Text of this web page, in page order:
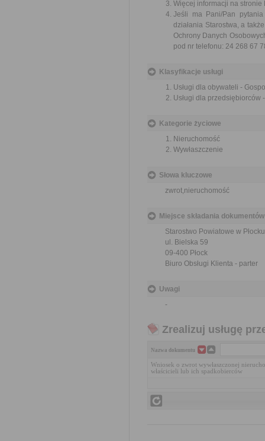
Więcej informacji na stronie
Jeśli ma Pani/Pan
działania Starostwa, a
Ochrony Danych
pod nr telefonu: 24 268 67
Klasyfikacje usługi
Usługi dla obywateli -
Usługi dla
Kategorie życiowe
Nieruchomość
Wywłaszczenie
Słowa kluczowe
zwrot,nieruchomość
Miejsce składania dokumentów
Starostwo Powiatowe w Płocku
ul. Bielska 59
09-400 Płock
Biuro Obsługi Klienta - parter
Uwagi
-
Zrealizuj usługę
Nazwa dokumentu
Wniosek o zwrot wywłaszczonej
właścicieli lub ich spadkobierców